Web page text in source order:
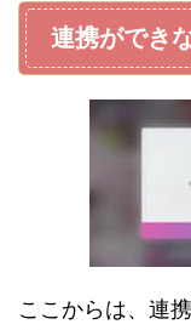
連携ができ
ここからは、連